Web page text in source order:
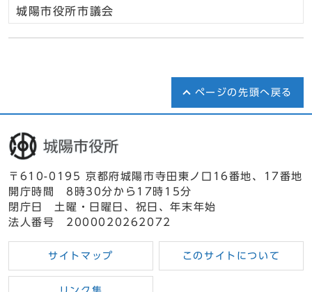
城陽市役所市議会
ページの先頭へ戻る
〒610-0195 京都府城陽市寺田東ノ口16番地、17番地
開庁時間 8時30分から17時15分
閉庁日 土曜・日曜日、祝日、年末年始
法人番号 2000020262072
サイトマップ このサイトについて